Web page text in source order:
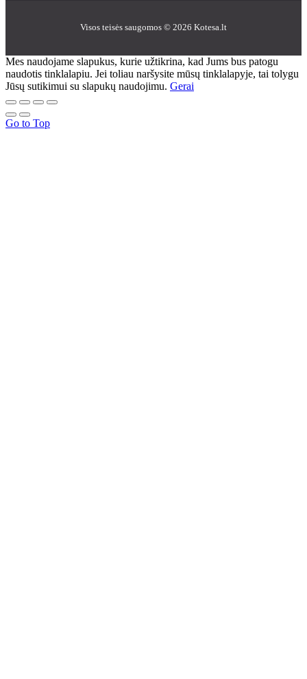
Visos teisės saugomos © 2026 Kotesa.lt
Mes naudojame slapukus, kurie užtikrina, kad Jums bus patogu
naudotis tinklalapiu. Jei toliau naršysite mūsų tinklalapyje, tai tolygu
Jūsų sutikimui su slapukų naudojimu. Gerai
Go to Top